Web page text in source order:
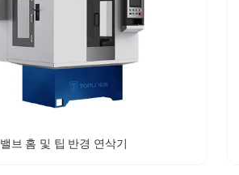
밸브 홈 및 팁 반경 연삭기